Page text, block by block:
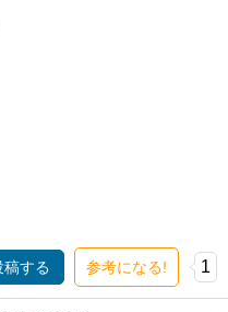
稿する 参考になる! 1